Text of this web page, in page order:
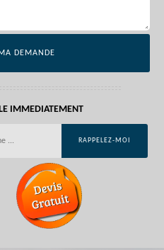
IMMEDIATEMENT